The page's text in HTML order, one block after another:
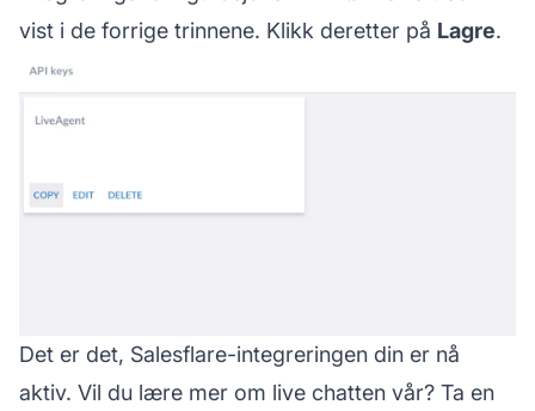
vist i de forrige trinnene. Klikk deretter på Lagre.
Det er det, Salesflare-integreringen din er nå
aktiv. Vil du lære mer om live chatten vår? Ta en